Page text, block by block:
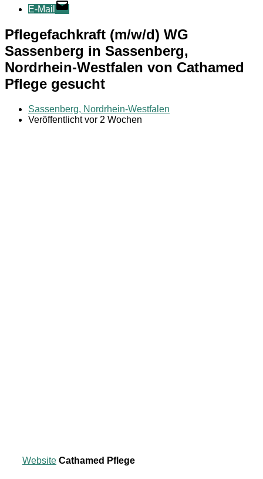
E-Mail
Pflegefachkraft (m/w/d) WG
Sassenberg in Sassenberg,
Nordrhein-Westfalen von Cathamed
Pflege gesucht
Sassenberg, Nordrhein-Westfalen
Veröffentlicht vor 2 Wochen
Website Cathamed Pflege